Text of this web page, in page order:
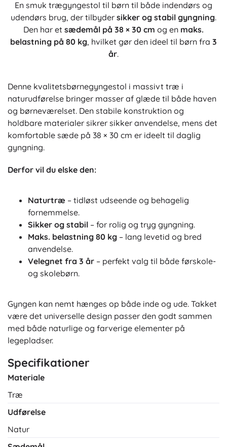
En smuk trægyngestol til børn til både indendørs og
udendørs brug, der tilbyder sikker og stabil gyngning.
Den har et sædemål på 38 × 30 cm og en maks.
belastning på 80 kg, hvilket gør den ideel til børn fra 3
år.
Denne kvalitetsbørnegyngestol i massivt træ i
naturudførelse bringer masser af glæde til både haven
og børneværelset. Den stabile konstruktion og
holdbare materialer sikrer sikker anvendelse, mens det
komfortable sæde på 38 × 30 cm er ideelt til daglig
gyngning.
Derfor vil du elske den:
Naturtræ – tidløst udseende og behagelig
fornemmelse.
Sikker og stabil – for rolig og tryg gyngning.
Maks. belastning 80 kg – lang levetid og bred
anvendelse.
Velegnet fra 3 år – perfekt valg til både førskole-
og skolebørn.
Gyngen kan nemt hænges op både inde og ude. Takket
være det universelle design passer den godt sammen
med både naturlige og farverige elementer på
legepladser.
Specifikationer
Materiale
Træ
Udførelse
Natur